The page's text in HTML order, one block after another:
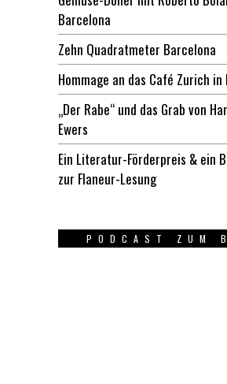
Barcelona
Zehn Quadratmeter Barcelona
Hommage an das Café Zurich
„Der Rabe“ und das Grab von
Ewers
Ein Literatur-Förderpreis & ein
zur Flaneur-Lesung
PODCAST ZUM